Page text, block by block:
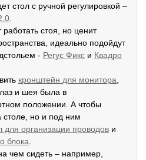
стол с ручной регулировкой –
стоя, но ценит
идеально подойдут
- Регус Фикс и Квадро
кронштейн для монитора
и шея была в
положении. А чтобы
столе, но и под ним
для организации проводов и
блока
чем сидеть – например,